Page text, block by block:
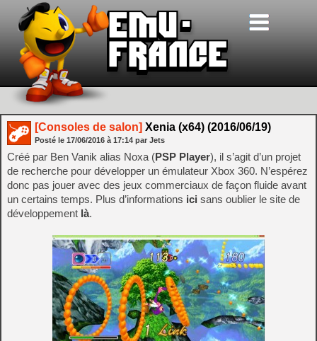
[Consoles de salon] Xenia (x64) (2016/06/19)
Posté le 17/06/2016 à 17:14 par Jets
Créé par Ben Vanik alias Noxa (PSP Player), il s’agit d’un projet
de recherche pour développer un émulateur Xbox 360. N’espérez
donc pas jouer avec des jeux commerciaux de façon fluide avant
un certains temps. Plus d’informations ici sans oublier le site de
développement là.